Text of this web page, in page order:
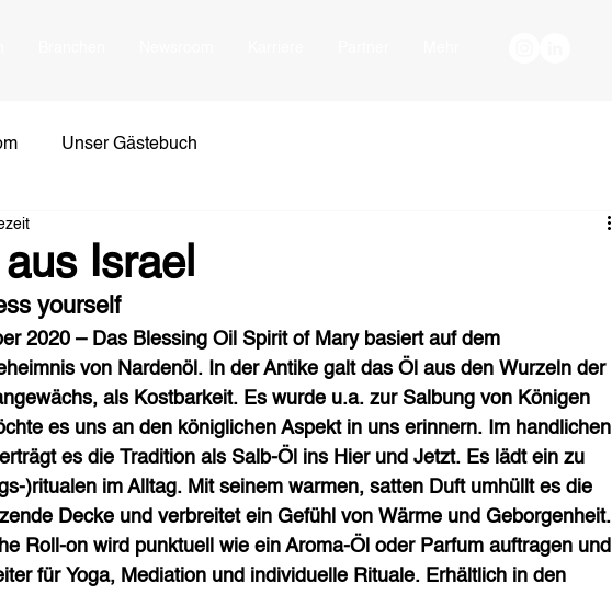
Unser Gästebuch
Israel
yourself
2020 – Das Blessing Oil Spirit of Mary basiert auf dem
von Nardenöl. In der Antike galt das Öl aus den Wurzeln der
als Kostbarkeit. Es wurde u.a. zur Salbung von Königen
es uns an den königlichen Aspekt in uns erinnern. Im handlichen
es die Tradition als Salb-Öl ins Hier und Jetzt. Es lädt ein zu
)ritualen im Alltag. Mit seinem warmen, satten Duft umhüllt es die
Decke und verbreitet ein Gefühl von Wärme und Geborgenheit.
Roll-on wird punktuell wie ein Aroma-Öl oder Parfum auftragen und
für Yoga, Mediation und individuelle Rituale. Erhältlich in den